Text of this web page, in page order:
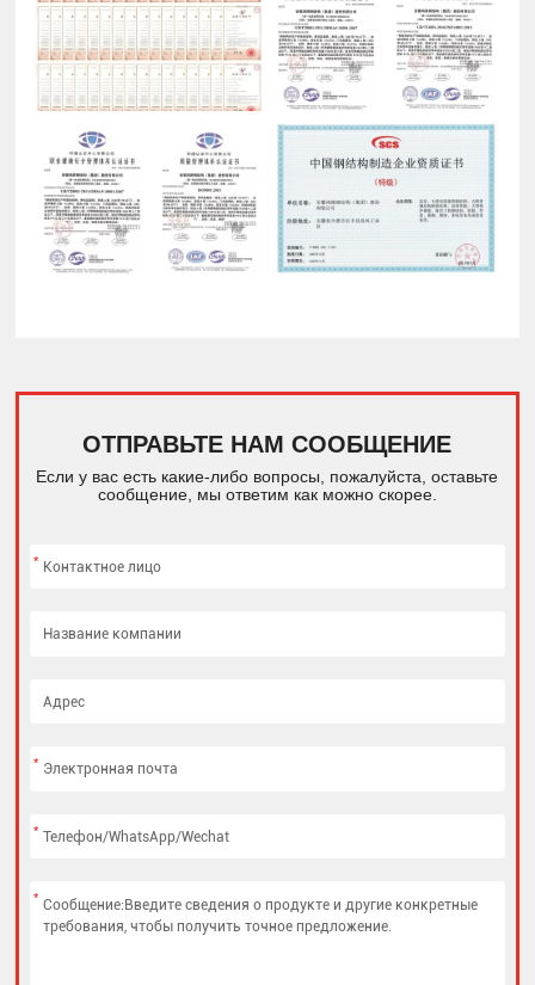
ОТПРАВЬТЕ НАМ СООБЩЕНИЕ
Если у вас есть какие-либо вопросы, пожалуйста, оставьте
сообщение, мы ответим как можно скорее.
*
*
*
*